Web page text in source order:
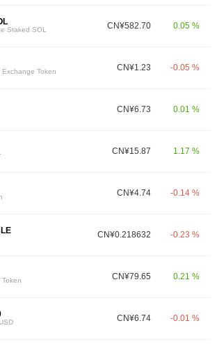
Staked SOL CN¥582.70 0.05 %
Exchange Token CN¥1.23 -0.05 %
CN¥6.73 0.01 %
CN¥15.87 1.17 %
CN¥4.74 -0.14 %
CN¥0.218632 -0.23 %
Token CN¥79.65 0.21 %
CN¥6.74 -0.01 %